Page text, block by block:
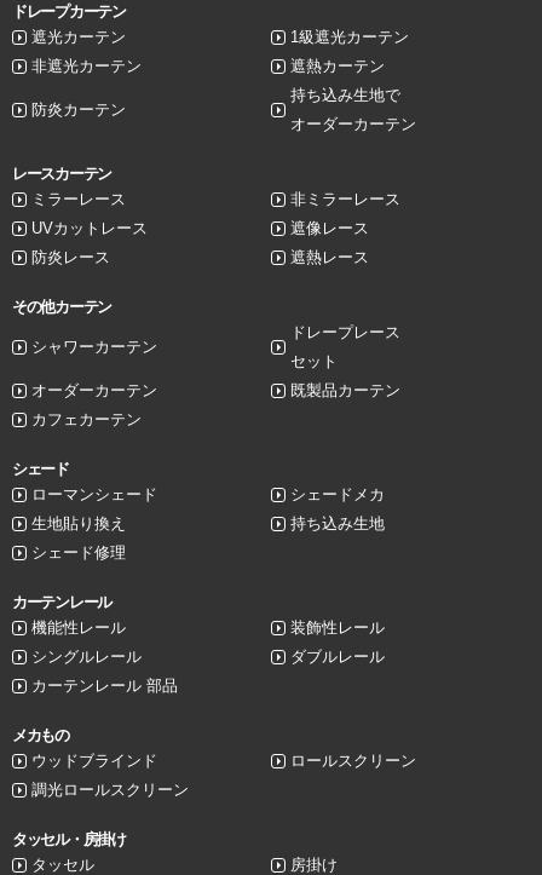
ドレープカーテン
遮光カーテン
1級遮光カーテン
非遮光カーテン
遮熱カーテン
防炎カーテン
持ち込み生地で
オーダーカーテン
レースカーテン
ミラーレース
非ミラーレース
UVカットレース
遮像レース
防炎レース
遮熱レース
その他カーテン
シャワーカーテン
ドレープレース
セット
オーダーカーテン
既製品カーテン
カフェカーテン
シェード
ローマンシェード
シェードメカ
生地貼り換え
持ち込み生地
シェード修理
カーテンレール
機能性レール
装飾性レール
シングルレール
ダブルレール
カーテンレール 部品
メカもの
ウッドブラインド
ロールスクリーン
調光ロールスクリーン
タッセル・房掛け
タッセル
房掛け